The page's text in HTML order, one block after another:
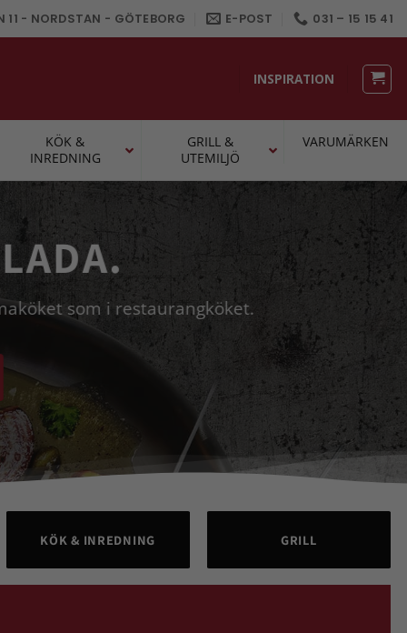
11 - NORDSTAN - GÖTEBORG E-POST 031 – 15 15 41
INSPIRATION
KÖK &
INREDNING
GRILL &
UTEMILJÖ
VARUMÄRKEN
som i restaurangköket.
KÖK & INREDNING GRILL